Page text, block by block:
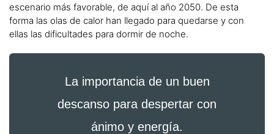
escenario más favorable, de aquí al año 2050. De esta
forma las olas de calor han llegado para quedarse y con
ellas las dificultades para dormir de noche.
La importancia de un buen
descanso para despertar con
ánimo y energía.